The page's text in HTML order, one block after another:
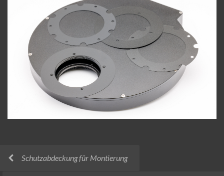
Schutzabdeckung für Montierung